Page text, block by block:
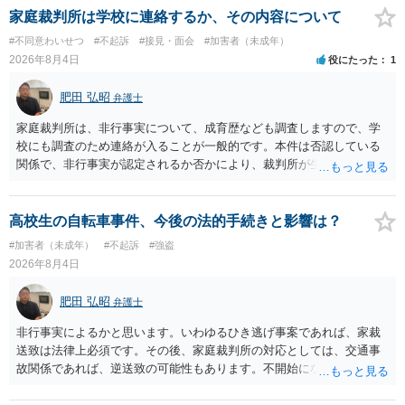
家庭裁判所は学校に連絡するか、その内容について
#不同意わいせつ #不起訴 #接見・面会 #加害者（未成年）
2026年8月4日 役にたった 1
肥田 弘昭 弁護士
家庭裁判所は、非行事実について、成育歴なども調査しますので、学
校にも調査のため連絡が入ることが一般的です。本件は否認している
関係で、非行事実が認定されるか否かにより、裁判所が生育歴なども
ば無罪であり、非行がないのですから、その先の調査はないかと思い
ます。ご参考にしてください。
高校生の自転車事件、今後の法的手続きと影響は？
#加害者（未成年） #不起訴 #強盗
2026年8月4日
肥田 弘昭 弁護士
非行事実によるかと思います。いわゆるひき逃げ事案であれば、家裁
送致は法律上必須です。その後、家庭裁判所の対応としては、交通事
故関係であれば、逆送致の可能性もあります。不開始になるかどうか